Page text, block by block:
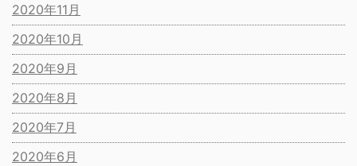
2020年11月
2020年10月
2020年9月
2020年8月
2020年7月
2020年6月